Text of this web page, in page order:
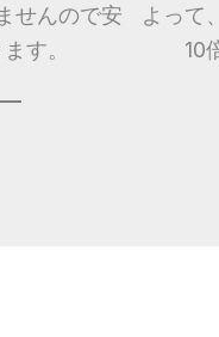
せんので安
す。
よって
10